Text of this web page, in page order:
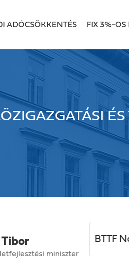
ADÓCSÖKKENTÉS FIX 3%-OS
Tibor
miniszter
BTTF